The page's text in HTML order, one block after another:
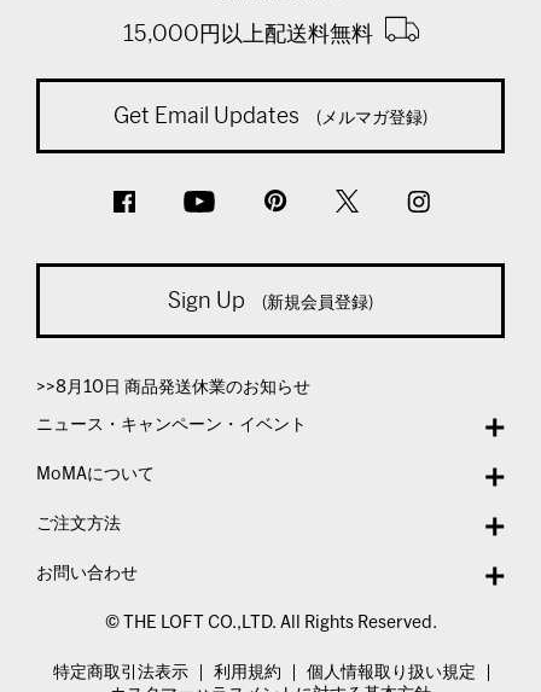
15,000円以上配送料無料
Get Email Updates (メルマガ登録)
Sign Up (新規会員登録)
>>8月10日 商品発送休業のお知らせ
ニュース・キャンペーン・イベント
MoMAについて
ご注文方法
お問い合わせ
© THE LOFT CO.,LTD. All Rights Reserved.
特定商取引法表示 利用規約
個人情報取り扱い規定